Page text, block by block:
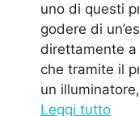
uno di questi
godere di
direttamente
che tramite il
un
Leggi tutto